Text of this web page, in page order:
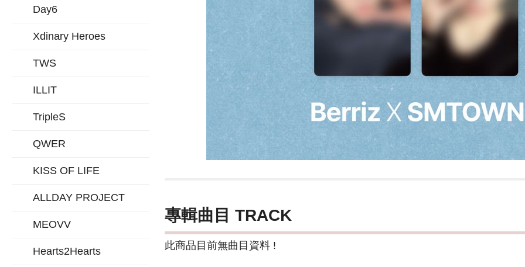
Day6
Xdinary Heroes
TWS
ILLIT
TripleS
QWER
KISS OF LIFE
ALLDAY PROJECT
MEOVV
Hearts2Hearts
專輯曲目 TRACK
此商品目前無曲目資料 !